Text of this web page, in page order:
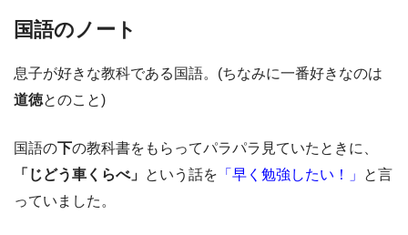
国語のノート
息子が好きな教科である国語。(ちなみに一番好きなのは
道徳とのこと)
国語の下の教科書をもらってパラパラ見ていたときに、
「じどう車くらべ」 という話を 「早く勉強したい！」
と言
っていました。